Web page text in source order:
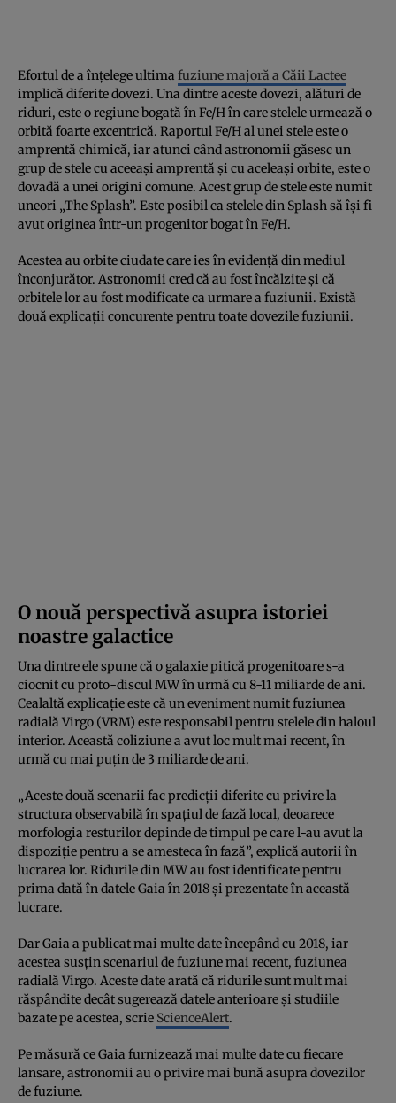
Efortul de a înțelege ultima fuziune majoră a Căii Lactee
implică diferite dovezi. Una dintre aceste dovezi, alături de
riduri, este o regiune bogată în Fe/H în care stelele urmează o
orbită foarte excentrică. Raportul Fe/H al unei stele este o
amprentă chimică, iar atunci când astronomii găsesc un
grup de stele cu aceeași amprentă și cu aceleași orbite, este o
dovadă a unei origini comune. Acest grup de stele este numit
uneori „The Splash”. Este posibil ca stelele din Splash să își fi
avut originea într-un progenitor bogat în Fe/H.
Acestea au orbite ciudate care ies în evidență din mediul
înconjurător. Astronomii cred că au fost încălzite și că
orbitele lor au fost modificate ca urmare a fuziunii. Există
două explicații concurente pentru toate dovezile fuziunii.
O nouă perspectivă asupra istoriei
noastre galactice
Una dintre ele spune că o galaxie pitică progenitoare s-a
ciocnit cu proto-discul MW în urmă cu 8-11 miliarde de ani.
Cealaltă explicație este că un eveniment numit fuziunea
radială Virgo (VRM) este responsabil pentru stelele din haloul
interior. Această coliziune a avut loc mult mai recent, în
urmă cu mai puțin de 3 miliarde de ani.
„Aceste două scenarii fac predicții diferite cu privire la
structura observabilă în spațiul de fază local, deoarece
morfologia resturilor depinde de timpul pe care l-au avut la
dispoziție pentru a se amesteca în fază”, explică autorii în
lucrarea lor. Ridurile din MW au fost identificate pentru
prima dată în datele Gaia în 2018 și prezentate în această
lucrare.
Dar Gaia a publicat mai multe date începând cu 2018, iar
acestea susțin scenariul de fuziune mai recent, fuziunea
radială Virgo. Aceste date arată că ridurile sunt mult mai
răspândite decât sugerează datele anterioare și studiile
bazate pe acestea, scrie ScienceAlert.
Pe măsură ce Gaia furnizează mai multe date cu fiecare
lansare, astronomii au o privire mai bună asupra dovezilor
de fuziune.